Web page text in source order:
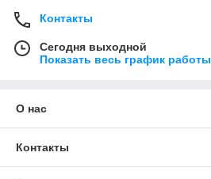
Контакты
Сегодня выходной
Показать весь график работы
О нас
Контакты